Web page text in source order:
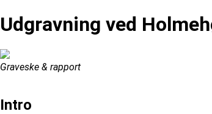
Udgravning ved
Graveske & rapport
Intro